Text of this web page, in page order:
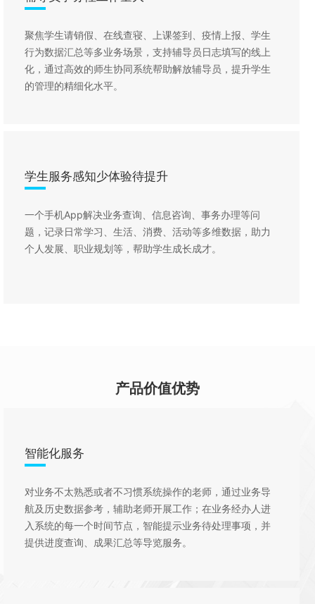
聚焦学生请销假、在线查寝、上课签到、疫情上报、学生
行为数据汇总等多业务场景，支持辅导员日志填写的线上
化，通过高效的师生协同系统帮助解放辅导员，提升学生
的管理的精细化水平。
学生服务感知少体验待提升
一个手机App解决业务查询、信息咨询、事务办理等问
题，记录日常学习、生活、消费、活动等多维数据，助力
个人发展、职业规划等，帮助学生成长成才。
产品价值优势
智能化服务
对业务不太熟悉或者不习惯系统操作的老师，通过业务导
航及历史数据参考，辅助老师开展工作；在业务经办人进
入系统的每一个时间节点，智能提示业务待处理事项，并
提供进度查询、成果汇总等导览服务。